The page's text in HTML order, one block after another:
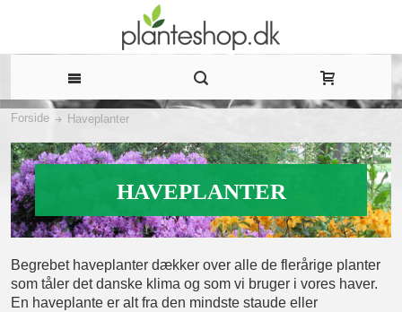
Forside Haveplanter
HAVEPLANTER
Begrebet haveplanter dækker over alle de flerårige planter
som tåler det danske klima og som vi bruger i vores haver.
En haveplante er alt fra den mindste staude eller